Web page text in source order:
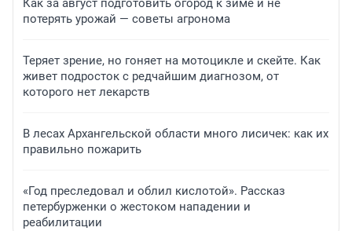
Как за август подготовить огород к зиме и не
потерять урожай — советы агронома
Теряет зрение, но гоняет на мотоцикле и скейте. Как
живет подросток с редчайшим диагнозом, от
которого нет лекарств
В лесах Архангельской области много лисичек: как их
правильно пожарить
«Год преследовал и облил кислотой». Рассказ
петербурженки о жестоком нападении и
реабилитации